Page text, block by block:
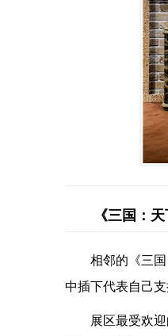
《三国：
相邻的《三
中插下代表自己
展区最受欢